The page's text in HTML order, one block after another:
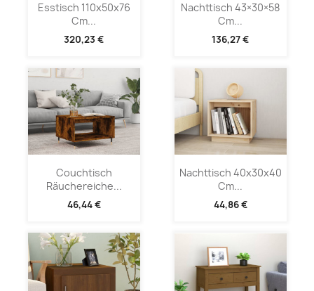
Esstisch 110x50x76
Cm...
320,23 €
Nachttisch 43×30×58
Cm...
136,27 €
Couchtisch
Räuchereiche...
46,44 €
Nachttisch 40x30x40
Cm...
44,86 €